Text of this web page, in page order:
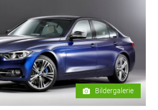
Bildergalerie